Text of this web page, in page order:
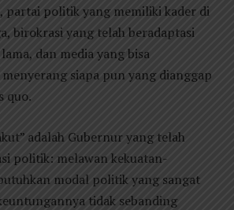
partai politik yang memiliki kader di
birokrasi yang telah beradaptasi
dan media yang bisa
siapa pun yang dianggap
quo.
adalah Gubernur yang telah
politik: melawan kekuatan-
modal politik yang sangat
tidak sebanding